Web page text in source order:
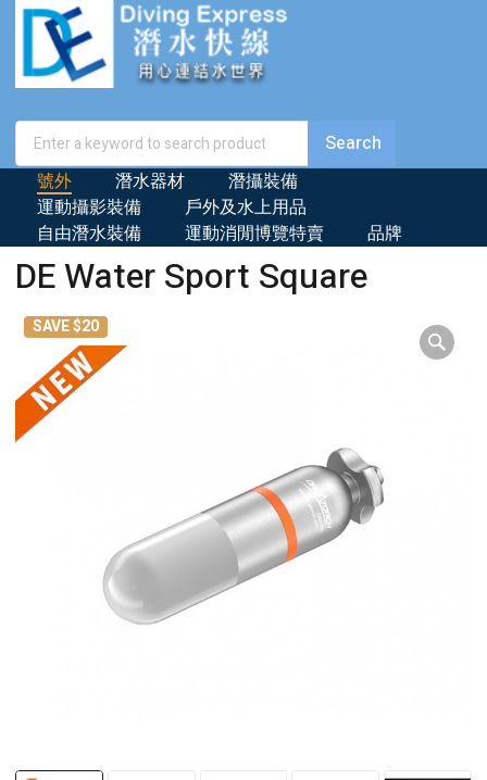
號外 潛水器材
潛攝裝備
運動攝影裝備
戶外及水上用品
自由潛水裝備
運動消閒博覽特賣 品牌
DE Water Sport Square
SAVE $20